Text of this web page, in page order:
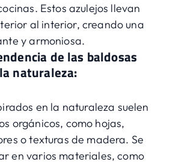
Estos azulejos llevan
al interior, creando una
y armoniosa.
de las baldosas
naturaleza:
en la naturaleza suelen
orgánicos, como hojas,
o texturas de madera. Se
en varios materiales, como